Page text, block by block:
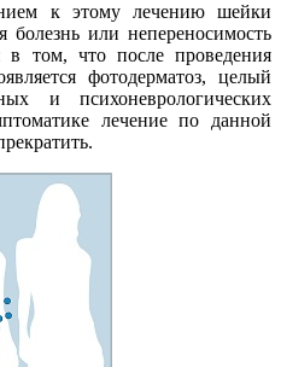
к этому лечению шейки
болезнь или непереносимость
том, что после проведения
фотодерматоз, целый
и психоневрологических
лечение по данной